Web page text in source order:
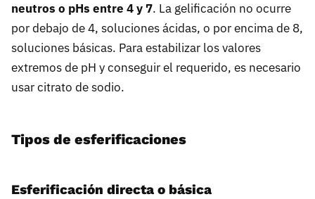
neutros o pHs entre 4 y 7. La gelificación no ocurre
por debajo de 4, soluciones ácidas, o por encima de 8,
soluciones básicas. Para estabilizar los valores
extremos de pH y conseguir el requerido, es necesario
usar citrato de sodio.
Tipos de esferificaciones
Esferificación directa o básica